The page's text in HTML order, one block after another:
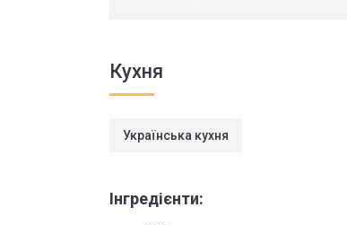
Кухня
Українська кухня
Інгредієнти: